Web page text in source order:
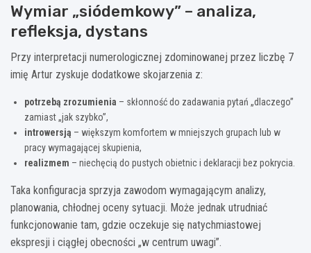
Wymiar „siódemkowy” – analiza,
refleksja, dystans
Przy interpretacji numerologicznej zdominowanej przez liczbę 7
imię Artur zyskuje dodatkowe skojarzenia z:
potrzebą zrozumienia – skłonność do zadawania pytań „dlaczego”
zamiast „jak szybko”,
introwersją – większym komfortem w mniejszych grupach lub w
pracy wymagającej skupienia,
realizmem – niechęcią do pustych obietnic i deklaracji bez pokrycia.
Taka konfiguracja sprzyja zawodom wymagającym analizy,
planowania, chłodnej oceny sytuacji. Może jednak utrudniać
funkcjonowanie tam, gdzie oczekuje się natychmiastowej
ekspresji i ciągłej obecności „w centrum uwagi”.